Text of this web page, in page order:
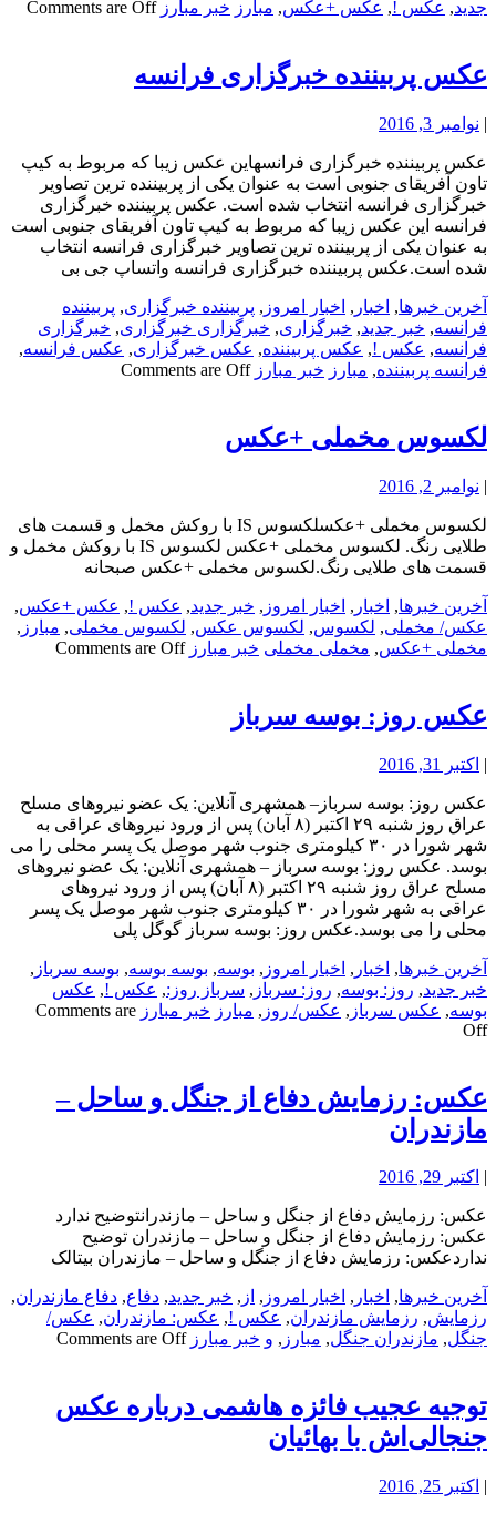
جدید, عکس !, عکس +عکس, مبارز خبر مبارز Comments are Off
عکس پربیننده خبرگزاری فرانسه
| نوامبر 3, 2016
عکس پربیننده خبرگزاری فرانسهاین عکس زیبا که مربوط به کیپ
تاون آفریقای جنوبی است به عنوان یکی از پربیننده ترین تصاویر
خبرگزاری فرانسه انتخاب شده است. عکس پربیننده خبرگزاری
فرانسه این عکس زیبا که مربوط به کیپ تاون آفریقای جنوبی است
به عنوان یکی از پربیننده ترین تصاویر خبرگزاری فرانسه انتخاب
شده است.عکس پربیننده خبرگزاری فرانسه واتساپ جی بی
آخرین خبرها, اخبار , اخبار امروز , پربیننده خبرگزاری, پربیننده
فرانسه, خبر جدید, خبرگزاری, خبرگزاری خبرگزاری, خبرگزاری
فرانسه, عکس !, عکس پربیننده, عکس خبرگزاری, عکس فرانسه,
فرانسه پربیننده, مبارز خبر مبارز Comments are Off
لکسوس مخملی +عکس
| نوامبر 2, 2016
لکسوس مخملی +عکسلکسوس IS با روکش مخمل و قسمت های
طلایی رنگ. لکسوس مخملی +عکس لکسوس IS با روکش مخمل و
قسمت های طلایی رنگ.لکسوس مخملی +عکس صبحانه
آخرین خبرها, اخبار , اخبار امروز , خبر جدید, عکس !, عکس +عکس,
عکس/ مخملی, لکسوس, لکسوس عکس, لکسوس مخملی, مبارز ,
مخملی +عکس, مخملی مخملی خبر مبارز Comments are Off
عکس روز: بوسه سرباز
| اکتبر 31, 2016
عکس روز: بوسه سرباز– همشهری آنلاین: یک عضو نیروهای مسلح
عراق روز شنبه ۲۹ اکتبر (۸ آبان) پس از ورود نیروهای عراقی به
شهر شورا در ۳۰ کیلومتری جنوب شهر موصل یک پسر محلی را می
بوسد. عکس روز: بوسه سرباز – همشهری آنلاین: یک عضو نیروهای
مسلح عراق روز شنبه ۲۹ اکتبر (۸ آبان) پس از ورود نیروهای
عراقی به شهر شورا در ۳۰ کیلومتری جنوب شهر موصل یک پسر
محلی را می بوسد.عکس روز: بوسه سرباز گوگل پلی
آخرین خبرها, اخبار , اخبار امروز , بوسه, بوسه بوسه, بوسه سرباز ,
خبر جدید, روز: بوسه, روز: سرباز , سرباز روز:, عکس !, عکس
بوسه, عکس سرباز , عکس/ روز , مبارز خبر مبارز Comments are
Off
عکس: رزمایش دفاع از جنگل و ساحل –
مازندران
| اکتبر 29, 2016
عکس: رزمایش دفاع از جنگل و ساحل – مازندرانتوضیح ندارد
عکس: رزمایش دفاع از جنگل و ساحل – مازندران توضیح
نداردعکس: رزمایش دفاع از جنگل و ساحل – مازندران بیتالک
آخرین خبرها, اخبار , اخبار امروز , از , خبر جدید, دفاع, دفاع مازندران,
رزمایش, رزمایش مازندران, عکس !, عکس: مازندران, عکس/
جنگل, مازندران جنگل, مبارز , و خبر مبارز Comments are Off
توجیه عجیب فائزه هاشمی درباره عکس
جنجالی‌اش با بهائیان
| اکتبر 25, 2016